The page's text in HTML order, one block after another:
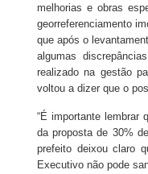
melhorias e obras
georreferenciamento
que após o
algumas
realizado na gestão
voltou a dizer que o
“É importante lembrar
da proposta de 30%
prefeito deixou claro
Executivo não pode